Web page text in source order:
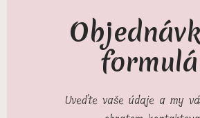
Uveďte vaše údaje a my